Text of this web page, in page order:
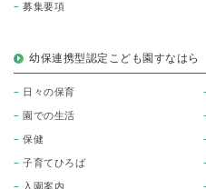
募集要項
幼保連携型認定こども園すなはら
日々の保育
園での生活
保健
子育てひろば
入園案内